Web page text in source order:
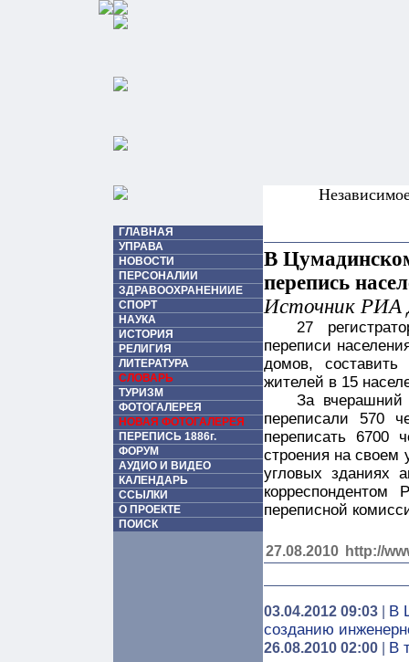
ГЛАВНАЯ
УПРАВА
НОВОСТИ
ПЕРСОНАЛИИ
ЗДРАВООХРАНЕНИИЕ
СПОРТ
НАУКА
ИСТОРИЯ
РЕЛИГИЯ
ЛИТЕРАТУРА
СЛОВАРЬ
ТУРИЗМ
ФОТОГАЛЕРЕЯ
НОВАЯ ФОТОГАЛЕРЕЯ
ПЕРЕПИСЬ 1886г.
ФОРУМ
АУДИО И ВИДЕО
КАЛЕНДАРЬ
ССЫЛКИ
О ПРОЕКТЕ
ПОИСК
В
перепись
Источник РИА
27
переписи
домов,
жителей в 15
За вчерашний
переписали 570
переписать 6700
строения на своем
угловых зданиях
корреспондентом
переписной
27.08.2010 http://
03.04.2012 09:03
В
созданию
26.08.2010 02:00
В